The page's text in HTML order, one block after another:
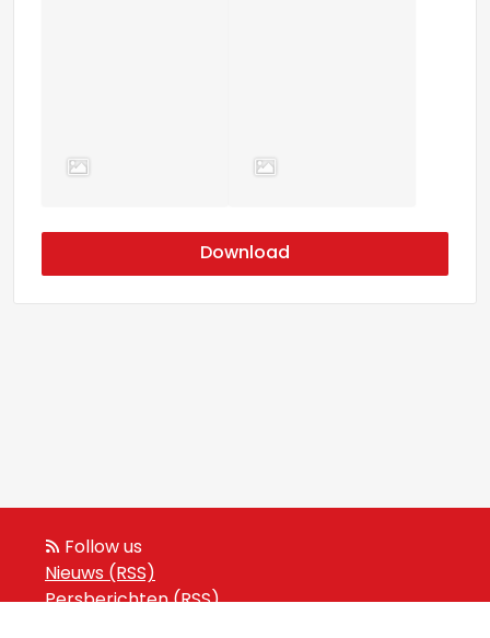
Download
Follow us
Nieuws (RSS)
Persberichten (RSS)